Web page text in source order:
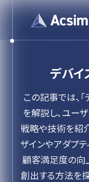
デバイ
この記事では、
を解説し、ユー
戦略や技術を紹
ザインやアダプテ
顧客満足度の向
創出する方法を